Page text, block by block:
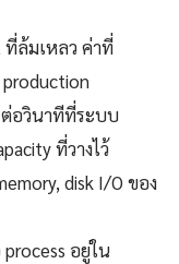
ล้มเหลว ค่าที่
อวินาทีที่ระบบ
ที่วางไว้
disk I/O ของ
อยู่ใน